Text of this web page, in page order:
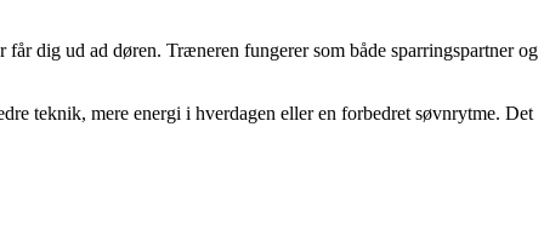
dig ud ad døren. Træneren fungerer som både sparringspartner og
teknik, mere energi i hverdagen eller en forbedret søvnrytme. Det